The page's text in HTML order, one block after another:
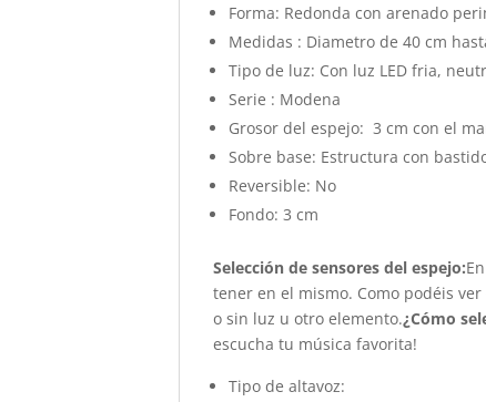
Forma: Redonda con arenado
Medidas : Diametro de 40 cm
Tipo de luz: Con luz LED fria,
Serie : Modena
Grosor del espejo: 3 cm con el
Sobre base: Estructura con
Reversible: No
Fondo: 3 cm
Selección de sensores del espejo:
tener en el mismo. Como podéis
o sin luz u otro elemento.¿Cómo
escucha tu música favorita!
Tipo de altavoz: